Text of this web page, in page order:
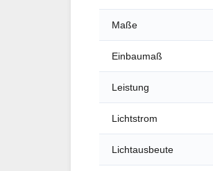
Maße
Einbaumaß
Leistung
Lichtstrom
Lichtausbeute